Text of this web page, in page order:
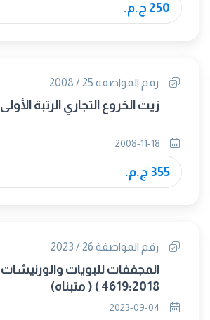
250 ج.م.
رقم المواصفة 25 / 2008
زيت الخروع التجاري الرتبة الأولى
355 ج.م.
رقم المواصفة 26 / 2023
4619:2018 ) ( متبناه)